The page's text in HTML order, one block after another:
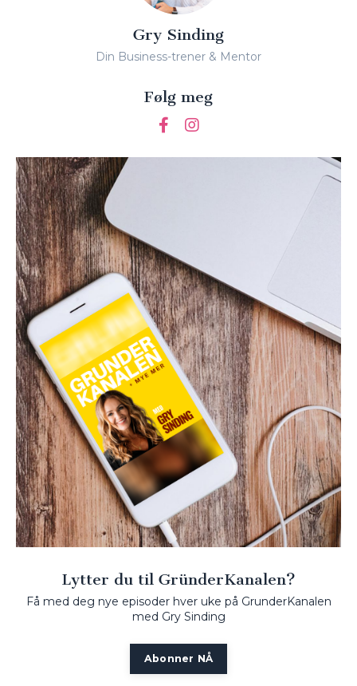
Gry Sinding
Din Business-trener & Mentor
Følg meg
Lytter du til GründerKanalen?
Få med deg nye episoder hver uke på GrunderKanalen
med Gry Sinding
Abonner NÅ